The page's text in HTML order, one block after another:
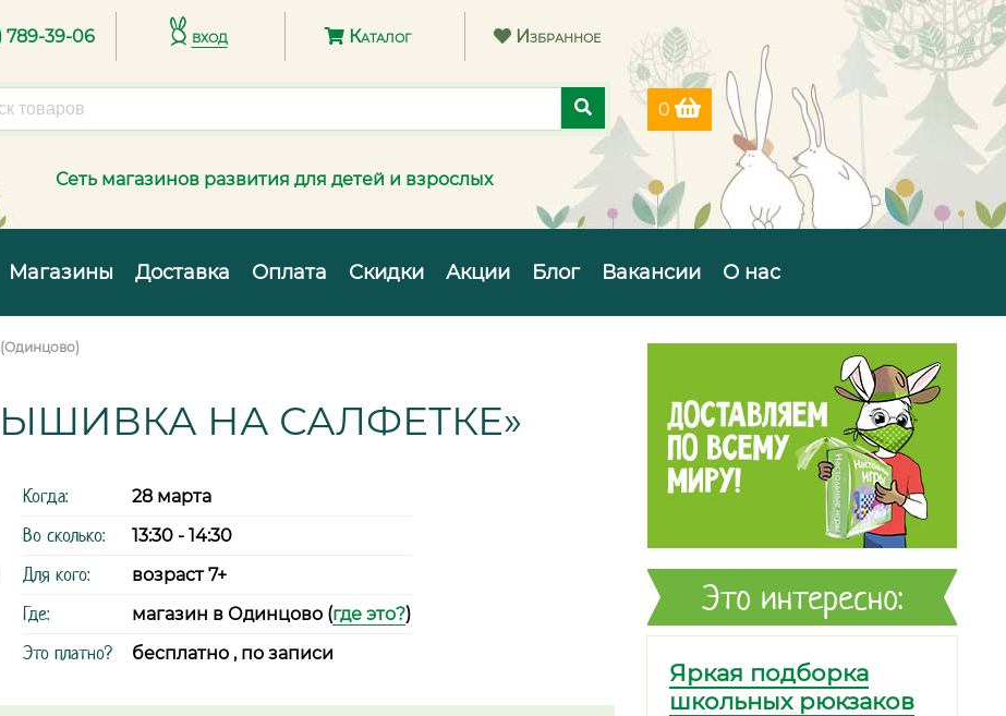
789-39-06 вход Каталог Избранное
0
Сеть магазинов развития для детей и взрослых
Магазины Доставка Оплата Скидки Акции Блог Вакансии О нас
НА САЛФЕТКЕ»
Когда: 28 марта
Во сколько: 13:30 - 14:30
Для кого: возраст 7+
Где: магазин в Одинцово (где это?)
Это платно? бесплатно , по записи
Это интересно:
Яркая подборка
школьных рюкзаков